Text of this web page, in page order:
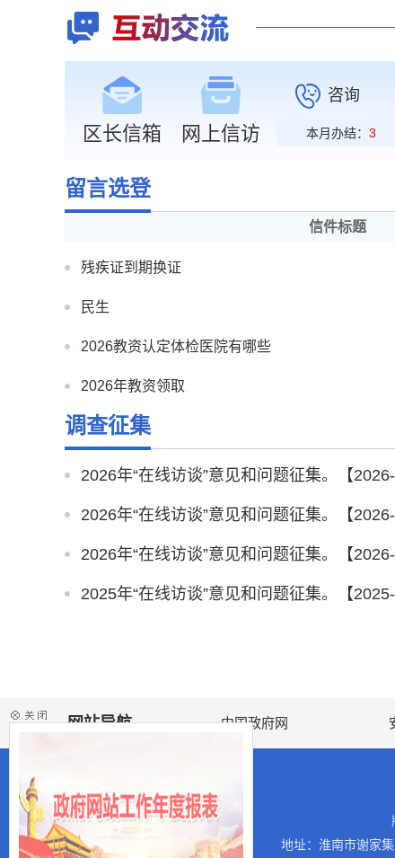
区长信箱 网上信访
咨询
本月办结： 3
留言选登
信件标题
残疾证到期换证
民生
2026教资认定体检医院有哪些
2026年教资领取
谢家集区退役军人局电话是多少？
关于鸿鑫社区辖区范围的提问
调查征集
2026年“在线访谈”意见和问题征集。【
2026年“在线访谈”意见和问题征集。【
2026年“在线访谈”意见和问题征集。【
2025年“在线访谈”意见和问题征集。【
网站导航 中国政府网
地址：淮南市谢家